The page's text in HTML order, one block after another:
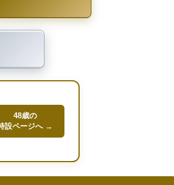
48歳の
設ページへ →